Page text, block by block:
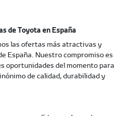
de Toyota en España
las ofertas más atractivas y
España. Nuestro compromiso es
oportunidades del momento para
de calidad, durabilidad y